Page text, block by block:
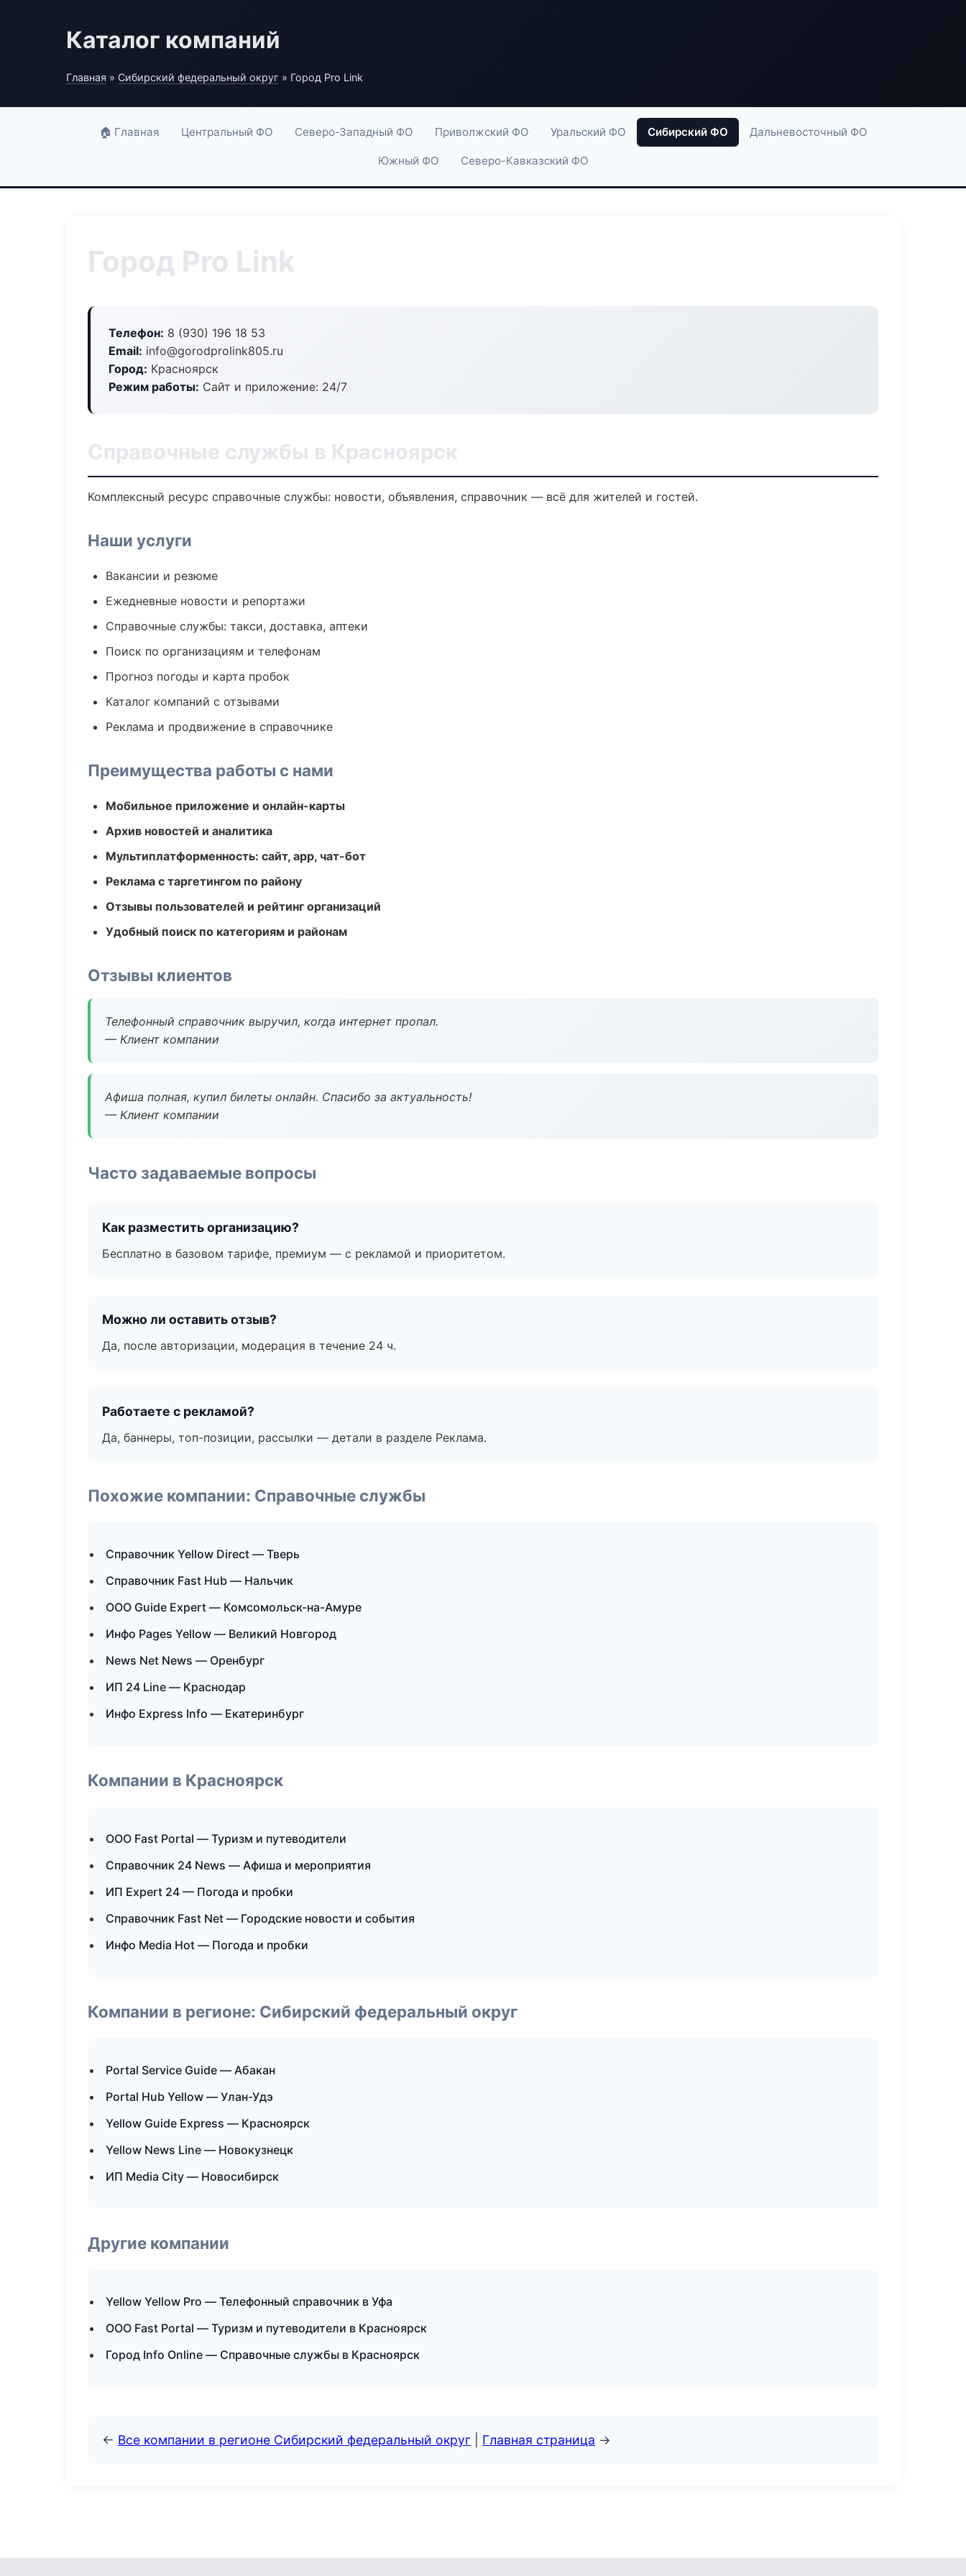
Каталог компаний
Главная » Сибирский федеральный округ » Город Pro Link
🏠 Главная Центральный ФО Северо-Западный ФО Приволжский ФО Уральский ФО Сибирский ФО Дальневосточный ФО
Южный ФО Северо-Кавказский ФО
Город Pro Link
Телефон: 8 (930) 196 18 53
Email: info@gorodprolink805.ru
Город: Красноярск
Режим работы: Сайт и приложение: 24/7
Справочные службы в Красноярск
Комплексный ресурс справочные службы: новости, объявления, справочник — всё для жителей и гостей.
Наши услуги
Вакансии и резюме
Ежедневные новости и репортажи
Справочные службы: такси, доставка, аптеки
Поиск по организациям и телефонам
Прогноз погоды и карта пробок
Каталог компаний с отзывами
Реклама и продвижение в справочнике
Преимущества работы с нами
Мобильное приложение и онлайн-карты
Архив новостей и аналитика
Мультиплатформенность: сайт, app, чат-бот
Реклама с таргетингом по району
Отзывы пользователей и рейтинг организаций
Удобный поиск по категориям и районам
Отзывы клиентов
Телефонный справочник выручил, когда интернет пропал.
— Клиент компании
Афиша полная, купил билеты онлайн. Спасибо за актуальность!
— Клиент компании
Часто задаваемые вопросы
Как разместить организацию?
Бесплатно в базовом тарифе, премиум — с рекламой и приоритетом.
Можно ли оставить отзыв?
Да, после авторизации, модерация в течение 24 ч.
Работаете с рекламой?
Да, баннеры, топ-позиции, рассылки — детали в разделе Реклама.
Похожие компании: Справочные службы
Справочник Yellow Direct — Тверь
Справочник Fast Hub — Нальчик
ООО Guide Expert — Комсомольск-на-Амуре
Инфо Pages Yellow — Великий Новгород
News Net News — Оренбург
ИП 24 Line — Краснодар
Инфо Express Info — Екатеринбург
Компании в Красноярск
ООО Fast Portal — Туризм и путеводители
Справочник 24 News — Афиша и мероприятия
ИП Expert 24 — Погода и пробки
Справочник Fast Net — Городские новости и события
Инфо Media Hot — Погода и пробки
Компании в регионе: Сибирский федеральный округ
Portal Service Guide — Абакан
Portal Hub Yellow — Улан-Удэ
Yellow Guide Express — Красноярск
Yellow News Line — Новокузнецк
ИП Media City — Новосибирск
Другие компании
Yellow Yellow Pro — Телефонный справочник в Уфа
ООО Fast Portal — Туризм и путеводители в Красноярск
Город Info Online — Справочные службы в Красноярск
← Все компании в регионе Сибирский федеральный округ Главная страница →